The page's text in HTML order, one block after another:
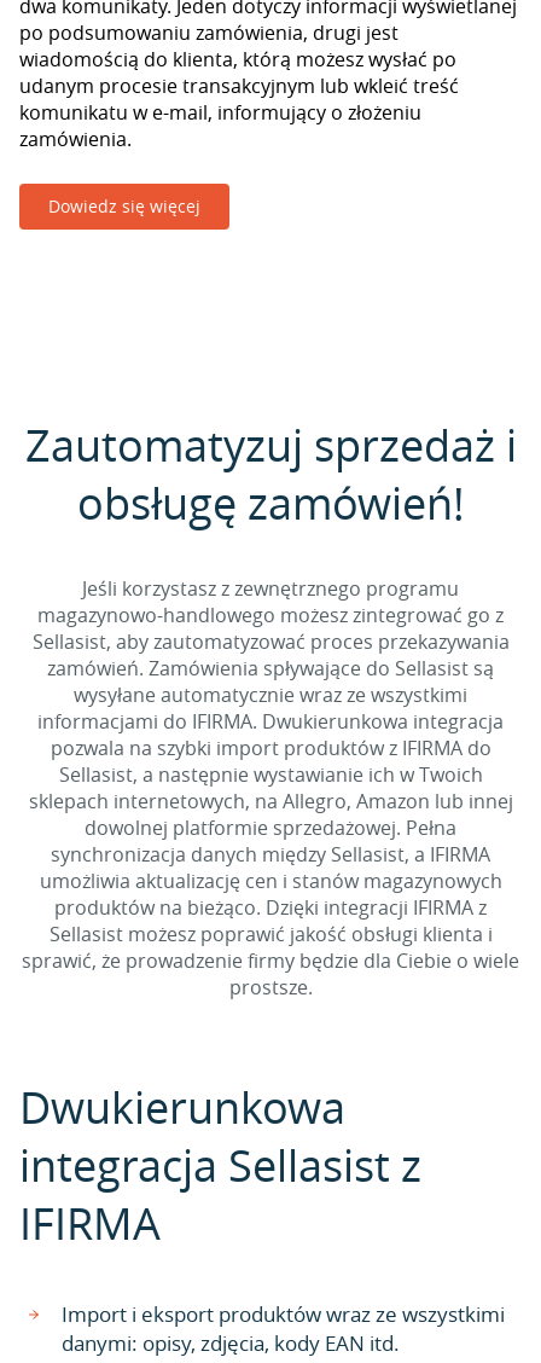
dwa komunikaty. Jeden dotyczy informacji wyświetlanej
po podsumowaniu zamówienia, drugi jest
wiadomością do klienta, którą możesz wysłać po
udanym procesie transakcyjnym lub wkleić treść
komunikatu w e-mail, informujący o złożeniu
zamówienia.
Dowiedz się więcej
Zautomatyzuj sprzedaż i
obsługę zamówień!
Jeśli korzystasz z zewnętrznego programu
magazynowo-handlowego możesz zintegrować go z
Sellasist, aby zautomatyzować proces przekazywania
zamówień. Zamówienia spływające do Sellasist są
wysyłane automatycznie wraz ze wszystkimi
informacjami do IFIRMA. Dwukierunkowa integracja
pozwala na szybki import produktów z IFIRMA do
Sellasist, a następnie wystawianie ich w Twoich
sklepach internetowych, na Allegro, Amazon lub innej
dowolnej platformie sprzedażowej. Pełna
synchronizacja danych między Sellasist, a IFIRMA
umożliwia aktualizację cen i stanów magazynowych
produktów na bieżąco. Dzięki integracji IFIRMA z
Sellasist możesz poprawić jakość obsługi klienta i
sprawić, że prowadzenie firmy będzie dla Ciebie o wiele
prostsze.
Dwukierunkowa
integracja Sellasist z
IFIRMA
Import i eksport produktów wraz ze wszystkimi
danymi: opisy, zdjęcia, kody EAN itd.